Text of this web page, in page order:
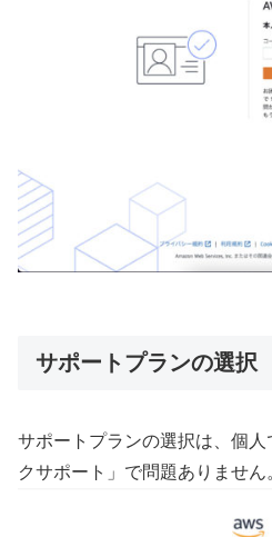
サポートプランの選択
サポートプランの選択は、個
クサポート」で問題ありません